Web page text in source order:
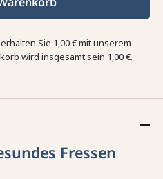
Sie 1,00 €mit unserem
wird insgesamt sein 1,00 €.
Fressen